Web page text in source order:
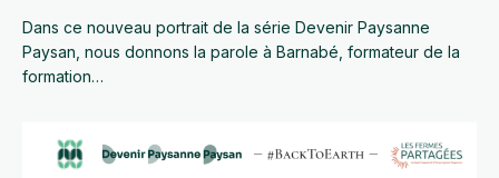
Dans ce nouveau portrait de la série Devenir Paysanne
Paysan, nous donnons la parole à Barnabé, formateur de la
formation…